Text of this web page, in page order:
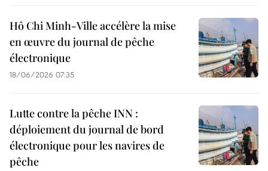
Hô Chi Minh-Ville accélère la mise
en œuvre du journal de pêche
électronique
18/06/2026 07:35
Lutte contre la pêche INN :
déploiement du journal de bord
électronique pour les navires de
pêche